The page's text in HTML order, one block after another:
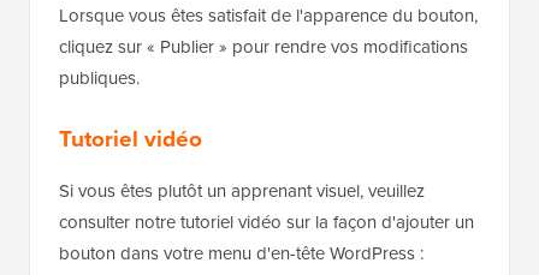
Lorsque vous êtes satisfait de l'apparence du bouton,
cliquez sur « Publier » pour rendre vos modifications
publiques.
Tutoriel vidéo
Si vous êtes plutôt un apprenant visuel, veuillez
consulter notre tutoriel vidéo sur la façon d'ajouter un
bouton dans votre menu d'en-tête WordPress :